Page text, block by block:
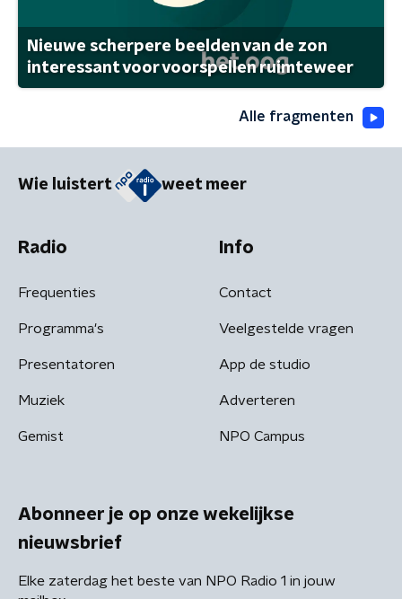
Nieuwe scherpere beelden van de zon
interessant voor voorspellen ruimteweer
Alle fragmenten
Wie luistert weet meer
Radio
Frequenties
Programma's
Presentatoren
Muziek
Gemist
Info
Contact
Veelgestelde vragen
App de studio
Adverteren
NPO Campus
Abonneer je op onze wekelijkse
nieuwsbrief
Elke zaterdag het beste van NPO Radio 1 in jouw